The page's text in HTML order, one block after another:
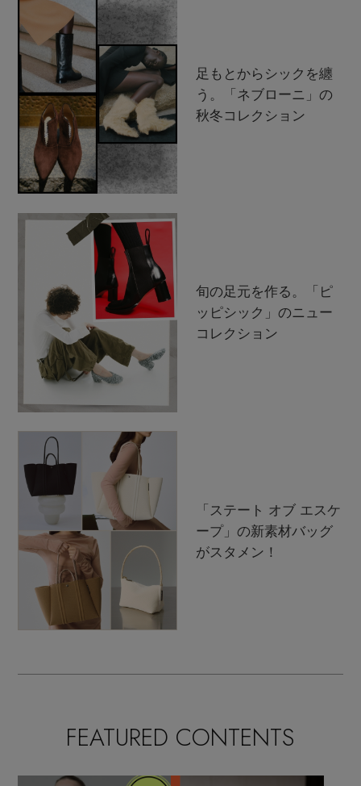
足もとからシックを纏
う。「ネブローニ」の
秋冬コレクション
旬の足元を作る。「ピ
ッピシック」のニュー
コレクション
「ステート オブ エスケ
ープ」の新素材バッグ
がスタメン！
FEATURED CONTENTS